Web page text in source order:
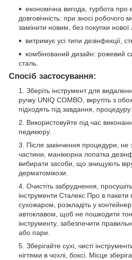
економічна вигода, турбота про
довговічність: при зносі робочого
замінити новим, без покупки нової
витримує усі типи дезінфекції,
комбінований дизайн: рожевий
сталь.
Спосіб застосування:
Зберіть інструмент для
ручку UNIQ COMBO, вкрутіть з
підходять під завдання, процедуру.
Використовуйте під час
педикюру.
Після закінчення процедури, не
частини, манікюрна лопатка
вибирати засоби, що знищують
дерматомікози.
Очистіть забруднення,
інструменти Сталекс Про в пакети
сухожаром, розкладіть у
автоклавом, щоб не пошкодити
інструменту, забезпечити
або пари.
Зберігайте сухі, чисті
нігтями в чохлі, боксі. Місце